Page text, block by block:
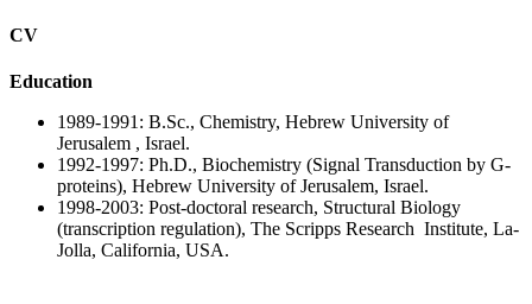
CV
Education
1989-1991: B.Sc., Chemistry, Hebrew University of
Jerusalem , Israel.
1992-1997: Ph.D., Biochemistry (Signal Transduction by G-
proteins), Hebrew University of Jerusalem, Israel.
1998-2003: Post-doctoral research, Structural Biology
(transcription regulation), The Scripps Research Institute, La-
Jolla, California, USA.